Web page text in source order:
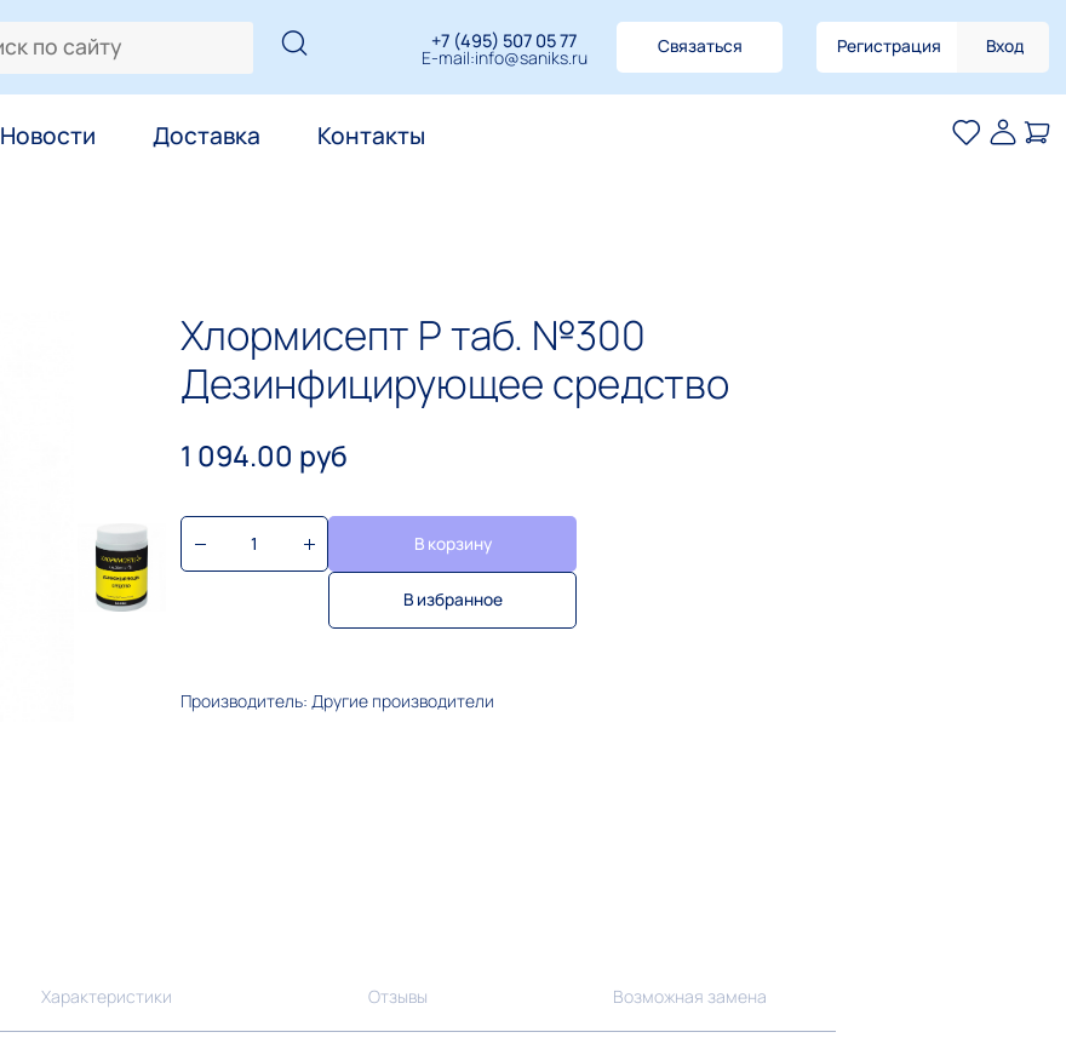
+7 (495) 507 05 77
E-mail:info@saniks.ru Связаться Регистрация Вход
Новости Доставка Контакты
Хлормисепт Р таб. №300
Дезинфицирующее средство
1 094.00 руб
В корзину
В избранное
Производитель: Другие производители
Характеристики Отзывы Возможная замена